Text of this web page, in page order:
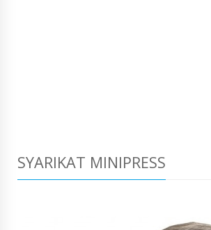
SYARIKAT MINIPRESS